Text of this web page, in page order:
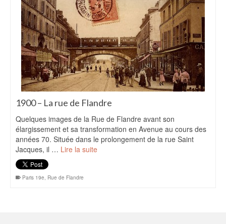
1900 – La rue de Flandre
Quelques images de la Rue de Flandre avant son
élargissement et sa transformation en Avenue au cours des
années 70. Située dans le prolongement de la rue Saint
Jacques, il … Lire la suite
Paris 19e, Rue de Flandre